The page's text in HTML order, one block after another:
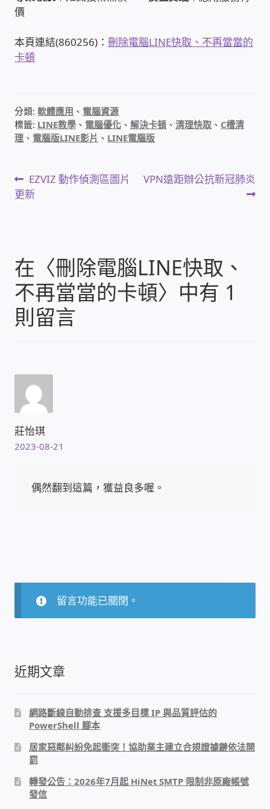
網路 工具 軟體 手冊
監視器DIY
防盜保全-安防設備
太陽能系統監視器
監視器 信和 TBC 固定IP
監控健檢‧舊換新專案
監視器異地備份備援
監控安防 工具 軟體 手冊
電話總機 對講機
通航國際(Tonnet)
安立達(Aristel)
聯盟電子(LINEMEX)
網路型門口視訊對講機
電話 工具 軟體 手冊
價
本頁連結(860256)：刪除電腦LINE快取、不再當當的
卡頓
分類:軟體應用 、 電腦資源
標籤: LINE教學 、 電腦優化 、解決卡頓 、清理快取 、 C槽清
理 、 電腦版LINE影片 、 LINE電腦版
文
章
覽
上
一
EZVIZ 動作偵測區圖片
更新
下
VPN遠距辦公抗新冠肺炎
在〈刪除電腦LINE快取、
不再當當的卡頓〉中有 1
則留言
莊怡琪
2023-08-21
偶然翻到這篇，獲益良多喔。
留言功能已關閉。
近期文章
網路斷線自動排查 支援多目標 IP 與品質評估的
PowerShell 腳本
居家惡鄰糾紛免起衝突！協助業主建立合規證據鏈依法開
罰
轉發公告：2026年7月起 HiNet SMTP 限制非原廠帳號
發信